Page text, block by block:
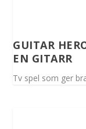
GUITAR
EN GITARR
Tv spel som ger